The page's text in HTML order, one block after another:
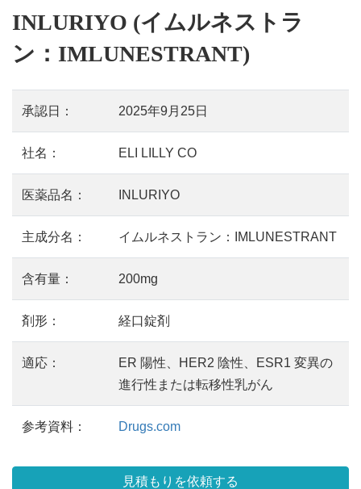
INLURIYO (イムルネストラ
ン：IMLUNESTRANT)
承認日： 2025年9月25日
社名： ELI LILLY CO
医薬品名： INLURIYO
主成分名： イムルネストラン：IMLUNESTRANT
含有量： 200mg
剤形： 経口錠剤
適応：
ER 陽性、HER2 陰性、ESR1 変異の
進行性または転移性乳がん
参考資料： Drugs.com
見積もりを依頼する